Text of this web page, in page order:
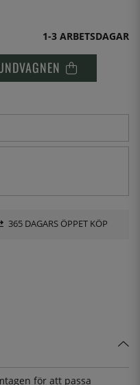
1-3 ARBETSDAGAR
365 DAGARS ÖPPET KÖP
för att passa